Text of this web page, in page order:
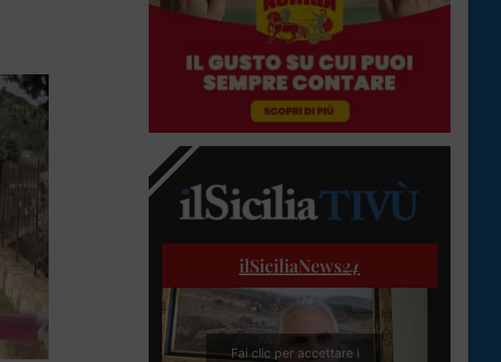
ilSiciliaNews24
Fai clic per accettare i